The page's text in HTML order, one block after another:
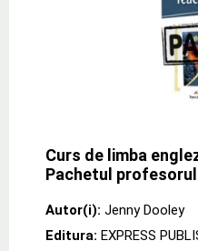
Curs de limba
Pachetul
Autor(i): Jenny Dooley
Editura: EXPRESS